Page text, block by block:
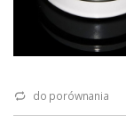
do porównania